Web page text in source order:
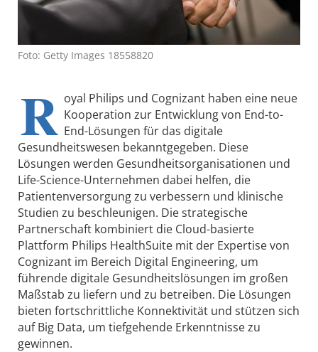
Foto: Getty Images 18558820
R oyal Philips und Cognizant haben eine neue
Kooperation zur Entwicklung von End-to-
End-Lösungen für das digitale
Gesundheitswesen bekanntgegeben. Diese
Lösungen werden Gesundheitsorganisationen und
Life-Science-Unternehmen dabei helfen, die
Patientenversorgung zu verbessern und klinische
Studien zu beschleunigen. Die strategische
Partnerschaft kombiniert die Cloud-basierte
Plattform Philips HealthSuite mit der Expertise von
Cognizant im Bereich Digital Engineering, um
führende digitale Gesundheitslösungen im großen
Maßstab zu liefern und zu betreiben. Die Lösungen
bieten fortschrittliche Konnektivität und stützen sich
auf Big Data, um tiefgehende Erkenntnisse zu
gewinnen.